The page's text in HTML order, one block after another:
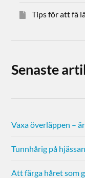
Tips för att få
Senaste
Vaxa överläppen –
Tunnhårig på
Att färga håret som